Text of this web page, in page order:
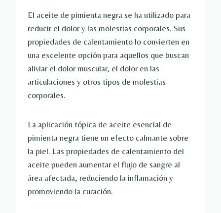
El aceite de pimienta negra se ha utilizado para
reducir el dolor y las molestias corporales. Sus
propiedades de calentamiento lo convierten en
una excelente opción para aquellos que buscan
aliviar el dolor muscular, el dolor en las
articulaciones y otros tipos de molestias
corporales.
La aplicación tópica de aceite esencial de
pimienta negra tiene un efecto calmante sobre
la piel. Las propiedades de calentamiento del
aceite pueden aumentar el flujo de sangre al
área afectada, reduciendo la inflamación y
promoviendo la curación.